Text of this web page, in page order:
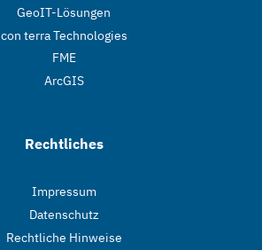
GeoIT-Lösungen
con terra Technologies
FME
ArcGIS
Rechtliches
Impressum
Datenschutz
Rechtliche Hinweise